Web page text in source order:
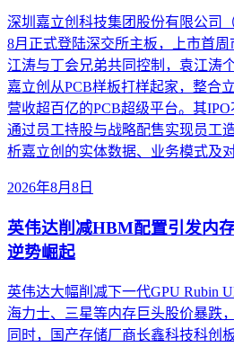
深圳嘉立创科技集团股份有限公司
8月正式登陆深交所主板，上市首
江涛与丁会兄弟共同控制，袁江涛
嘉立创从PCB样板打样起家，整合
营收超百亿的PCB超级平台。其
通过员工持股与战略配售实现员工
析嘉立创的实体数据、业务模式及
2026年8月8日
英伟达削减HBM配置引发内
逆势崛起
英伟达大幅削减下一代GPU Rubin
海力士、三星等内存巨头股价暴跌
同时，国产存储厂商长鑫科技科创